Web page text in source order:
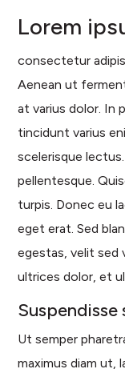
Lorem
consectetur
Aenean ut
at varius dolor. In
tincidunt varius
scelerisque
pellentesque.
turpis. Donec eu
eget erat. Sed
egestas, velit sed
ultrices dolor, et
Suspendisse
Ut semper
maximus diam ut,